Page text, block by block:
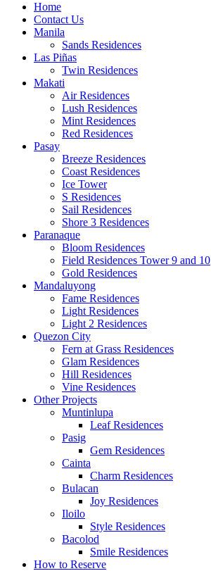
Home
Contact Us
Manila
Sands Residences
Las Piñas
Twin Residences
Makati
Air Residences
Lush Residences
Mint Residences
Red Residences
Pasay
Breeze Residences
Coast Residences
Ice Tower
S Residences
Sail Residences
Shore 3 Residences
Paranaque
Bloom Residences
Field Residences Tower 9 and 10
Gold Residences
Mandaluyong
Fame Residences
Light Residences
Light 2 Residences
Quezon City
Fern at Grass Residences
Glam Residences
Hill Residences
Vine Residences
Other Projects
Muntinlupa
Leaf Residences
Pasig
Gem Residences
Cainta
Charm Residences
Bulacan
Joy Residences
Iloilo
Style Residences
Bacolod
Smile Residences
How to Reserve